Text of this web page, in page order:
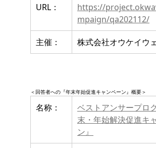
URL：
https://
mpaign/qa202112/
主催： 株式会社オウケイウ
＜回答者への『年末年始促進キャンペーン』概要＞
名称：
ベストアンサープロ
末・年始解決促進キ
ン』